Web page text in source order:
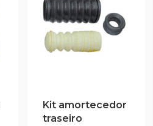
Kit amortecedor
traseiro